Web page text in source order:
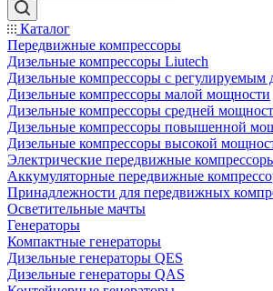
Каталог
Передвижные компрессоры
Дизельные компрессоры Liutech
Дизельные компрессоры с регулируемым
Дизельные компрессоры малой мощности
Дизельные компрессоры средней
Дизельные компрессоры повышенной
Дизельные компрессоры высокой
Электрические передвижные
Аккумуляторные передвижные
Принадлежности для передвижных
Осветительные мачты
Генераторы
Компактные генераторы
Дизельные генераторы QES
Дизельные генераторы QAS